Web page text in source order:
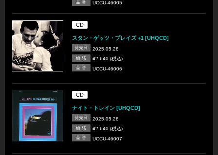
品 番 UCCU-46005
CD
スタン・ゲッツ・プレイズ +1 [UHQCD]
発売日 2025.05.28
価 格 ¥2,640 (税込)
品 番 UCCU-46006
CD
ナイト・トレイン [UHQCD]
発売日 2025.05.28
価 格 ¥2,640 (税込)
品 番 UCCU-46007